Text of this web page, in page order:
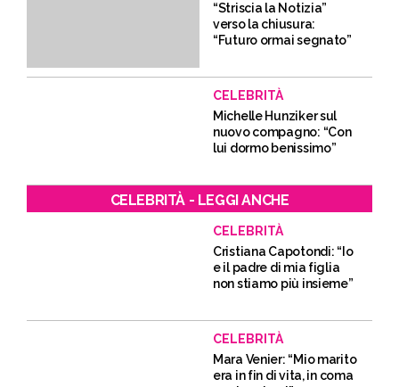
“Striscia la Notizia”
verso la chiusura:
“Futuro ormai segnato”
CELEBRITÀ
Michelle Hunziker sul
nuovo compagno: “Con
lui dormo benissimo”
CELEBRITÀ - LEGGI ANCHE
CELEBRITÀ
Cristiana Capotondi: “Io
e il padre di mia figlia
non stiamo più insieme”
CELEBRITÀ
Mara Venier: “Mio marito
era in fin di vita, in coma